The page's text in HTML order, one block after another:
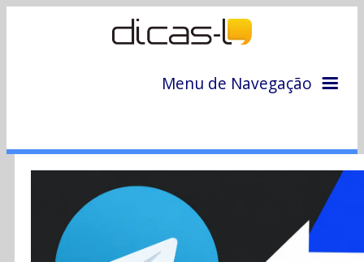
Menu de Navegação